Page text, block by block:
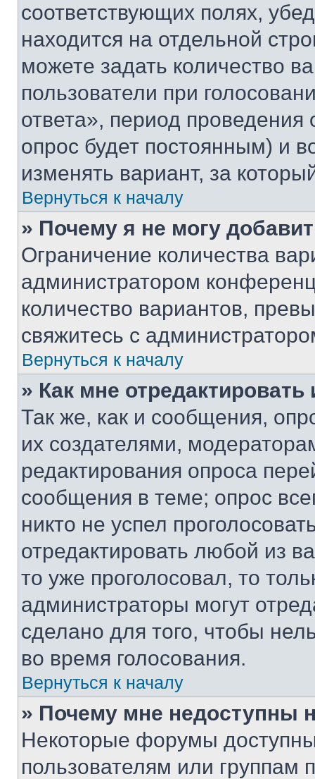
соответствующих полях,
находится на отдельной
можете задать количество
пользователи при
ответа», период проведения
опрос будет постоянным) и
изменять вариант, за
Вернуться к началу
» Почему я не могу
Ограничение количества
администратором
количество вариантов,
свяжитесь с
Вернуться к началу
» Как мне
Так же, как и сообщения,
их создателями,
редактирования опроса
сообщения в теме; опрос
никто не успел
отредактировать любой из
то уже проголосовал, то
администраторы могут
сделано для того, чтобы
во время голосования.
Вернуться к началу
» Почему мне недоступны
Некоторые форумы
пользователям или группам